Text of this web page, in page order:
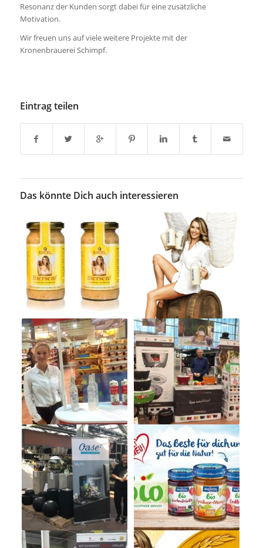
Resonanz der Kunden sorgt dabei für eine zusätzliche
Motivation.
Wir freuen uns auf viele weitere Projekte mit der
Kronenbrauerei Schimpf.
Eintrag teilen
Das könnte Dich auch interessieren